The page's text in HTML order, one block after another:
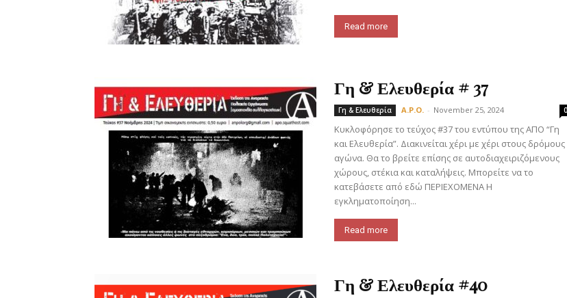
Read more
Γη & Ελευθερία # 37
Γη & Ελευθερία A.P.O. - November 25, 2024 0
Κυκλοφόρησε το τεύχος #37 του εντύπου της ΑΠΟ “Γη
και Ελευθερία”. Διακινείται χέρι με χέρι στους δρόμους
αγώνα. Θα το βρείτε επίσης σε αυτοδιαχειριζόμενους
χώρους, στέκια και καταλήψεις. Μπορείτε να το
κατεβάσετε από εδώ ΠΕΡΙΕΧΟΜΕΝΑ Η
εγκληματοποίηση...
Read more
Γη & Ελευθερία #40